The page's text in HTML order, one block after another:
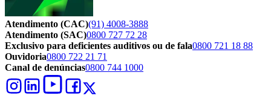
Atendimento (CAC)(91) 4008-3888
Atendimento (SAC)0800 727 72 28
Exclusivo para deficientes auditivos ou de fala0800 721 18 88
Ouvidoria0800 722 21 71
Canal de denúncias0800 744 1000